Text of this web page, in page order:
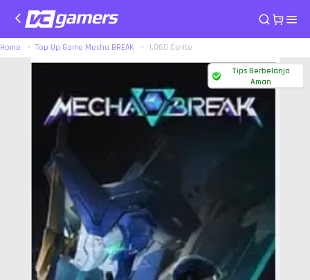
Home Top Up Game Mecha BREAK 1.060 Corite
Tips Berbelanja
Aman